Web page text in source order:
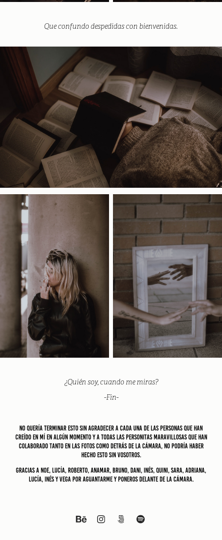
Que confundo despedidas con bienvenidas.
¿Quién soy, cuando me miras?
-Fin-
No quería terminar esto sin agradecer a cada una de las personas que han
creído en mí en algún momento y a todas las personitas maravillosas que han
colaborado tanto en las fotos como detrás de la cámara, no podría haber
hecho esto sin vosotros.
Gracias a Noe, Lucía, Roberto, Anamar, Bruno, Dani, Inés, Quini, Sara, Adriana,
Lucía, Inés y Vega por aguantarme y poneros delante de la cámara.